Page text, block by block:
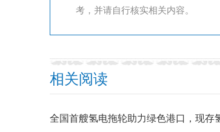
考，并请自行核实相关内容。
相关阅读
全国首艘氢电拖轮助力绿色港口，现存